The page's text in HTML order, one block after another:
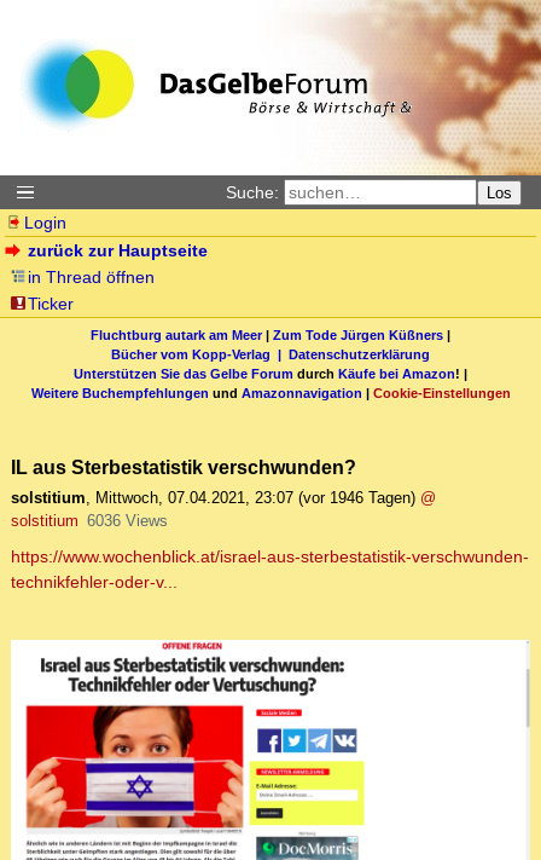
Suche: Los
Login
zurück zur Hauptseite
in Thread öffnen
Ticker
Fluchtburg autark am Meer| Zum Tode Jürgen Küßners |
Bücher vom Kopp-Verlag | Datenschutzerklärung
Unterstützen Sie das Gelbe Forum durch Käufe bei Amazon! |
Weitere Buchempfehlungen und Amazonnavigation | Cookie-Einstellungen
IL aus Sterbestatistik verschwunden?
solstitium, Mittwoch, 07.04.2021, 23:07 (vor 1946 Tagen) @
solstitium 6036 Views
https://www.wochenblick.at/israel-aus-sterbestatistik-verschwunden-
technikfehler-oder-v...